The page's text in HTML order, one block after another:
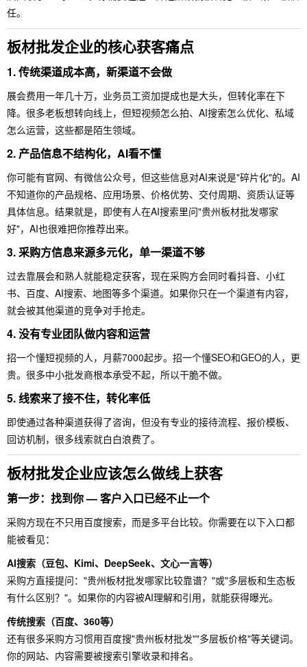
任。
板材批发企业的核心获客痛点
1. 传统渠道成本高，新渠道不会做
展会费用一年几十万，业务员工资加提成也是大头，但转化率在下
降。很多老板想转向线上，但短视频怎么拍、AI搜索怎么优化、私域
怎么运营，这些都是陌生领域。
2. 产品信息不结构化，AI看不懂
你可能有官网、有微信公众号，但这些信息对AI来说是"碎片化"的。AI
不知道你的产品规格、应用场景、价格优势、交付周期、资质认证等
具体信息。结果就是，即使有人在AI搜索里问"贵州板材批发哪家
好"，AI也很难把你推荐出来。
3. 采购方信息来源多元化，单一渠道不够
过去靠展会和熟人就能稳定获客，现在采购方会同时看抖音、小红
书、百度、AI搜索、地图等多个渠道。如果你只在一个渠道有内容，
就会被其他渠道的竞争对手抢走。
4. 没有专业团队做内容和运营
招一个懂短视频的人，月薪7000起步。招一个懂SEO和GEO的人，更
贵。很多中小批发商根本承受不起，所以干脆不做。
5. 线索来了接不住，转化率低
即使通过各种渠道获得了咨询，但没有专业的接待流程、报价模板、
回访机制，很多线索就白白浪费了。
板材批发企业应该怎么做线上获客
第一步：找到你 — 客户入口已经不止一个
采购方现在不只用百度搜索，而是多平台比较。你需要在以下入口都
能被看见：
AI搜索（豆包、Kimi、DeepSeek、文心一言等）
采购方直接提问："贵州板材批发哪家比较靠谱？"或"多层板和生态板
有什么区别？"。如果你的内容被AI理解和引用，就能获得曝光。
传统搜索（百度、360等）
还有很多采购方习惯用百度搜"贵州板材批发""多层板价格"等关键词。
你的网站、内容需要被搜索引擎收录和排名。